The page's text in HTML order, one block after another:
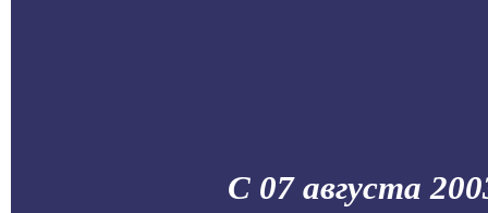
С 07 августа